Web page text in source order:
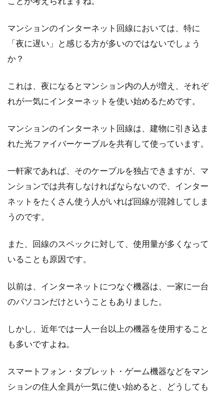
マンションの名義変更をする際には、どのよう
マンションのインターネット回線においては、特に
「夜に遅い」と感じる方が多いのではないでしょう
か？
これは、夜になるとマンション内の人が増え、それぞ
れが一気にインターネットを使い始めるためです。
マンションのインターネット回線は、建物に引き込ま
れた光ファイバーケーブルを共有して使っています。
一軒家であれば、そのケーブルを独占できますが、マ
ンションでは共有しなければならないので、インター
ネットをたくさん使う人がいれば回線が混雑してしま
うのです。
また、回線のスペックに対して、使用量が多くなって
いることも原因です。
以前は、インターネットにつなぐ機器は、一家に一台
のパソコンだけということもありました。
しかし、近年では一人一台以上の機器を使用すること
も多いですよね。
スマートフォン・タブレット・ゲーム機器などをマン
ションの住人全員が一気に使い始めると、どうしても